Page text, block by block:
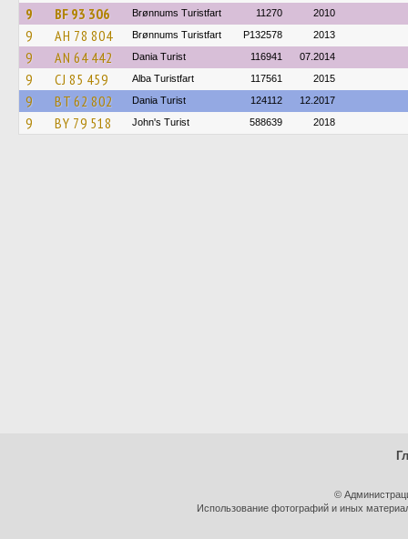
9 BF 93 306 Brønnums Turistfart 11270 2010
9 AH 78 804 Brønnums Turistfart P132578 2013
9 AN 64 442 Dania Turist 116941 07.2014
9 CJ 85 459 Alba Turistfart 117561 2015
9 BT 62 802 Dania Turist 124112 12.2017
9 BY 79 518 John's Turist 588639 2018
©
Использование фотографий и иных